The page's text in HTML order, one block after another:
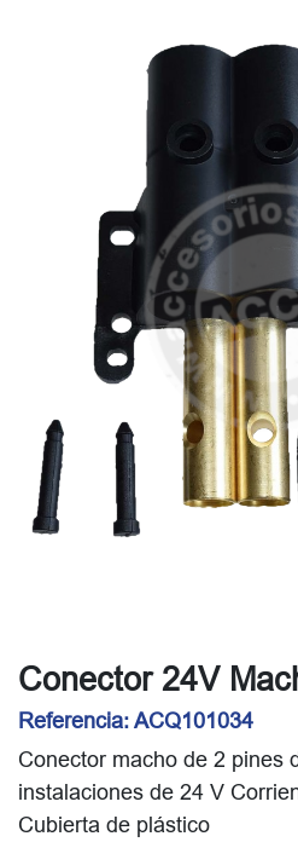
Conector 24V
Referencia:ACQ101034
Conector macho de 2 pines
instalaciones de 24 V
Cubierta de plástico